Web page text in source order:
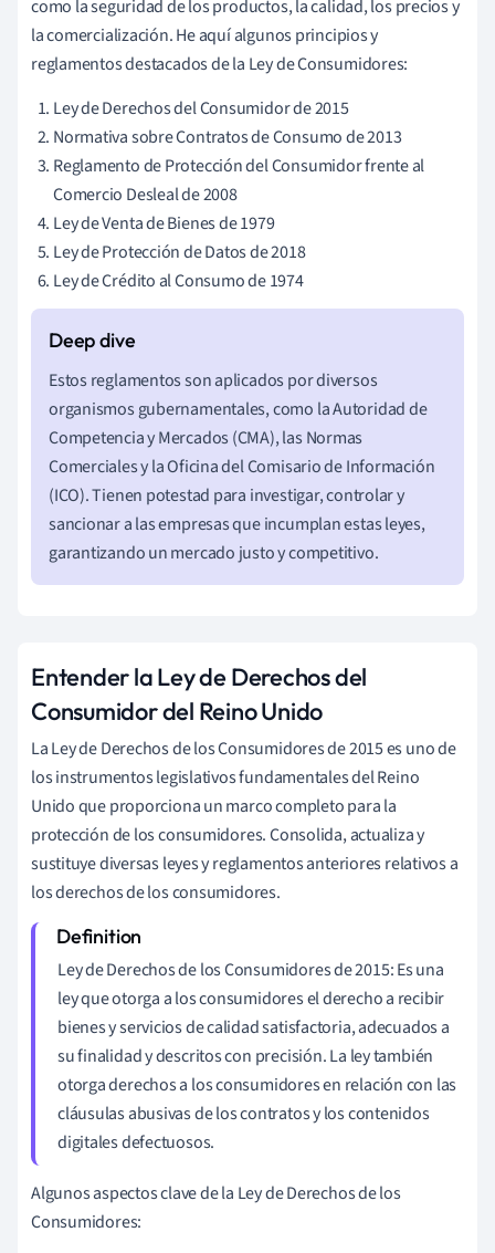
como la seguridad de los productos, la calidad, los precios y
la comercialización. He aquí algunos principios y
reglamentos destacados de la Ley de Consumidores:
Ley de Derechos del Consumidor de 2015
Normativa sobre Contratos de Consumo de 2013
Reglamento de Protección del Consumidor frente al
Comercio Desleal de 2008
Ley de Venta de Bienes de 1979
Ley de Protección de Datos de 2018
Ley de Crédito al Consumo de 1974
Estos reglamentos son aplicados por diversos
organismos gubernamentales, como la Autoridad de
Competencia y Mercados (CMA), las Normas
Comerciales y la Oficina del Comisario de Información
(ICO). Tienen potestad para investigar, controlar y
sancionar a las empresas que incumplan estas leyes,
garantizando un mercado justo y competitivo.
Entender la Ley de Derechos del
Consumidor del Reino Unido
La Ley de Derechos de los Consumidores de 2015 es uno de
los instrumentos legislativos fundamentales del Reino
Unido que proporciona un marco completo para la
protección de los consumidores. Consolida, actualiza y
sustituye diversas leyes y reglamentos anteriores relativos a
los derechos de los consumidores.
Ley de Derechos de los Consumidores de 2015: Es una
ley que otorga a los consumidores el derecho a recibir
bienes y servicios de calidad satisfactoria, adecuados a
su finalidad y descritos con precisión. La ley también
otorga derechos a los consumidores en relación con las
cláusulas abusivas de los contratos y los contenidos
digitales defectuosos.
Algunos aspectos clave de la Ley de Derechos de los
Consumidores: